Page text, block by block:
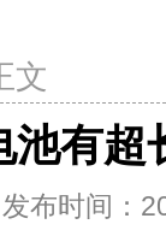
文
有超
布时间：